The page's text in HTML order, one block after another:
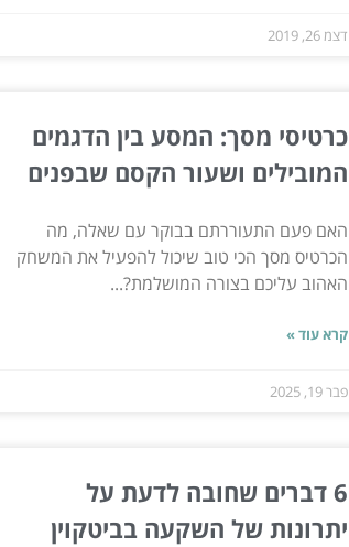
דצמ 26, 2019
כרטיסי מסך: המסע בין הדגמים
המובילים ושעור הקסם שבפנים
האם פעם התעוררתם בבוקר עם שאלה, מה
הכרטיס מסך הכי טוב שיכול להפעיל את המשחק
האהוב עליכם בצורה המושלמת?...
קרא עוד »
פבר 19, 2025
6 דברים שחובה לדעת על
יתרונות של השקעה בביטקוין